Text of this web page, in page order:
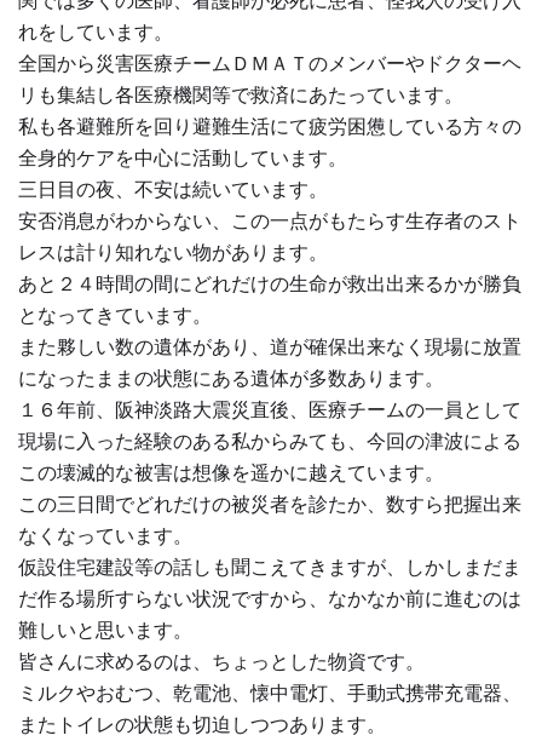
れをしています。
全国から災害医療チームＤＭＡＴのメンバーやドクターヘ
リも集結し各医療機関等で救済にあたっています。
私も各避難所を回り避難生活にて疲労困憊している方々の
全身的ケアを中心に活動しています。
三日目の夜、不安は続いています。
安否消息がわからない、この一点がもたらす生存者のスト
レスは計り知れない物があります。
あと２４時間の間にどれだけの生命が救出出来るかが勝負
となってきています。
また夥しい数の遺体があり、道が確保出来なく現場に放置
になったままの状態にある遺体が多数あります。
１６年前、阪神淡路大震災直後、医療チームの一員として
現場に入った経験のある私からみても、今回の津波による
この壊滅的な被害は想像を遥かに越えています。
この三日間でどれだけの被災者を診たか、数すら把握出来
なくなっています。
仮設住宅建設等の話しも聞こえてきますが、しかしまだま
だ作る場所すらない状況ですから、なかなか前に進むのは
難しいと思います。
皆さんに求めるのは、ちょっとした物資です。
ミルクやおむつ、乾電池、懐中電灯、手動式携帯充電器、
またトイレの状態も切迫しつつあります。